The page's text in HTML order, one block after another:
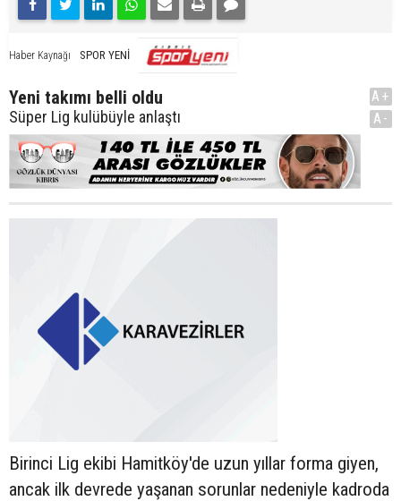
Haber Kaynağı SPOR YENİ
Yeni takımı belli oldu
Süper Lig kulübüyle anlaştı
A+
A-
Birinci Lig ekibi Hamitköy'de uzun yıllar forma giyen,
ancak ilk devrede yaşanan sorunlar nedeniyle kadroda